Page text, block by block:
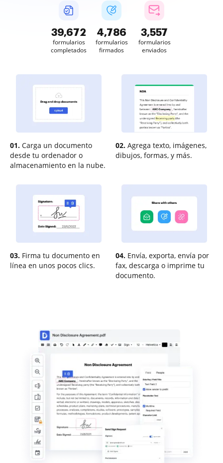
39,673
formularios
completados
4,786
formularios
firmados
3,557
formularios
enviados
01. Carga un documento
desde tu ordenador o
almacenamiento en la nube.
02. Agrega texto, imágenes,
dibujos, formas, y más.
03. Firma tu documento en
línea en unos pocos clics.
04. Envía, exporta, envía por
fax, descarga o imprime tu
documento.